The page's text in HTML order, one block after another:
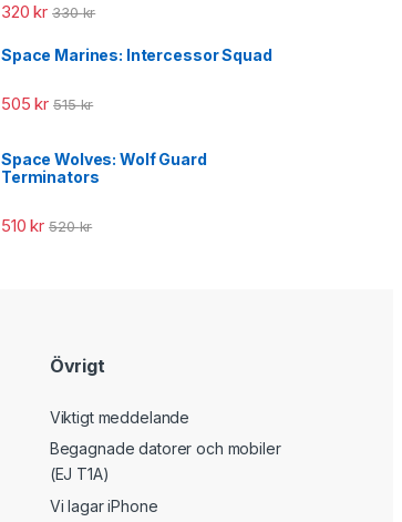
320kr 330kr
Space Marines: Intercessor Squad
505kr 515kr
Space Wolves: Wolf Guard
Terminators
510kr 520kr
Övrigt
Viktigt meddelande
Begagnade datorer och mobiler
(EJ T1A)
Vi lagar iPhone